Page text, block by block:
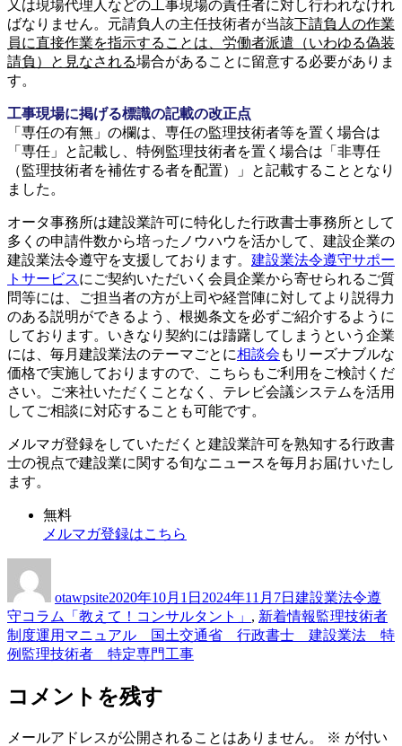
又は現場代理人などの工事現場の責任者に対し行われなけれ
ばなりません。元請負人の主任技術者が当該下請負人の作業
員に直接作業を指示することは、労働者派遣（いわゆる偽装
請負）と見なされる場合があることに留意する必要がありま
す。
工事現場に掲げる標識の記載の改正点
「専任の有無」の欄は、専任の監理技術者等を置く場合は
「専任」と記載し、特例監理技術者を置く場合は「非専任
（監理技術者を補佐する者を配置）」と記載することとなり
ました。
オータ事務所は建設業許可に特化した行政書士事務所として
多くの申請件数から培ったノウハウを活かして、建設企業の
建設業法令遵守を支援しております。 建設業法令遵守サポー
トサービスにご契約いただいく会員企業から寄せられるご質
問等には、ご担当者の方が上司や経営陣に対してより説得力
のある説明ができるよう、根拠条文を必ずご紹介するように
しております。いきなり契約には躊躇してしまうという企業
には、毎月建設業法のテーマごとに相談会 もリーズナブルな
価格で実施しておりますので、こちらもご利用をご検討くだ
さい。ご来社いただくことなく、テレビ会議システムを活用
してご相談に対応することも可能です。
メルマガ登録をしていただくと建設業許可を熟知する行政書
士の視点で建設業に関する旬なニュースを毎月お届けいたし
ます。
無料
メルマガ登録はこちら
otawpsite2020年10月1日 2024年11月7日 建設業法令遵
守コラム「教えて！コンサルタント」 , 新着情報Tags
監理技術者
制度運用マニュアル 国土交通省 行政書士 建設業法 特
例監理技術者 特定専門工事
コメントを残す
メールアドレスが公開されることはありません。 ※ が付い